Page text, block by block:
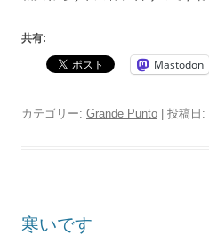
共有:
Mastodon
カテゴリー: Grande Punto | 投稿日:
寒いです